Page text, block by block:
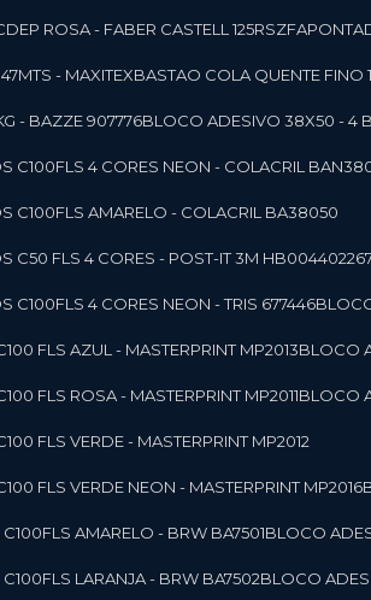
ROSA - FABER CASTELL 125RSZF
- MAXITEX BASTAO COLA QUENTE
- BAZZE 907776 BLOCO ADESIVO 38X50 -
C100FLS 4 CORES NEON - COLACRIL
C100FLS AMARELO - COLACRIL BA38050
C50 FLS 4 CORES - POST-IT 3M
C100FLS 4 CORES NEON - TRIS 677446
FLS AZUL - MASTERPRINT MP2013 BLOCO
FLS ROSA - MASTERPRINT MP2011 BLOCO
FLS VERDE - MASTERPRINT MP2012
FLS VERDE NEON - MASTERPRINT MP2016
AMARELO - BRW BA7501 BLOCO
LARANJA - BRW BA7502 BLOCO